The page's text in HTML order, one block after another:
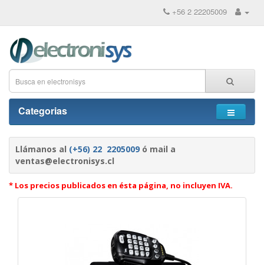
+56 2 22205009
Categorias
Llámanos al (+56) 22 2205009 ó mail a
ventas@electronisys.cl
* Los precios publicados en ésta página, no incluyen IVA.